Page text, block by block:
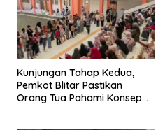
Kunjungan Tahap Kedua,
Pemkot Blitar Pastikan
Orang Tua Pahami Konsep